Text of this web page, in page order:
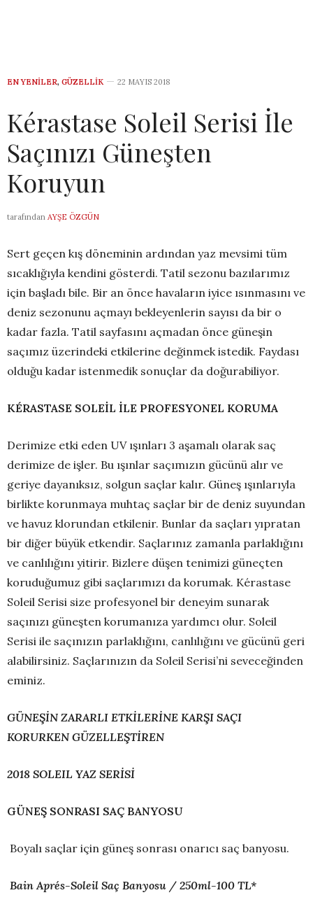
EN YENILER, GÜZELLIK 22 MAYIS 2018
Kérastase Soleil Serisi İle
Saçınızı Güneşten
Koruyun
tarafından AYŞE ÖZGÜN
Sert geçen kış döneminin ardından yaz mevsimi tüm
sıcaklığıyla kendini gösterdi. Tatil sezonu bazılarımız
için başladı bile. Bir an önce havaların iyice ısınmasını ve
deniz sezonunu açmayı bekleyenlerin sayısı da bir o
kadar fazla. Tatil sayfasını açmadan önce güneşin
saçımız üzerindeki etkilerine değinmek istedik. Faydası
olduğu kadar istenmedik sonuçlar da doğurabiliyor.
KÉRASTASE SOLEİL İLE PROFESYONEL KORUMA
Derimize etki eden UV ışınları 3 aşamalı olarak saç
derimize de işler. Bu ışınlar saçımızın gücünü alır ve
geriye dayanıksız, solgun saçlar kalır. Güneş ışınlarıyla
birlikte korunmaya muhtaç saçlar bir de deniz suyundan
ve havuz klorundan etkilenir. Bunlar da saçları yıpratan
bir diğer büyük etkendir. Saçlarınız zamanla parlaklığını
ve canlılığını yitirir. Bizlere düşen tenimizi güneçten
koruduğumuz gibi saçlarımızı da korumak. Kérastase
Soleil Serisi size profesyonel bir deneyim sunarak
saçınızı güneşten korumanıza yardımcı olur. Soleil
Serisi ile saçınızın parlaklığını, canlılığını ve gücünü geri
alabilirsiniz. Saçlarınızın da Soleil Serisi’ni seveceğinden
eminiz.
GÜNEŞİN ZARARLI ETKİLERİNE KARŞI SAÇI
KORURKEN GÜZELLEŞTİREN
2018 SOLEIL YAZ SERİSİ
GÜNEŞ SONRASI SAÇ BANYOSU
Boyalı saçlar için güneş sonrası onarıcı saç banyosu.
Bain Aprés-Soleil Saç Banyosu / 250ml-100 TL*